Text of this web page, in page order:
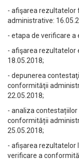
- afişarea rezultatelor
administrative:
- etapa de verificare a
- afişarea rezultatelor
18.05.2018;
- depunerea
conformităţii
22.05.2018;
- analiza
conformității
25.05.2018;
- afișarea rezultatelor
verificare a